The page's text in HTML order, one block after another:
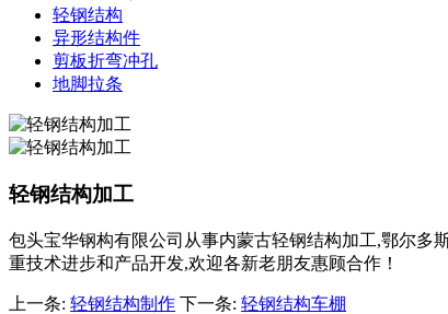
轻钢结构
异形结构件
剪板折弯冲孔
地脚拉条
轻钢结构加工
包头宝华钢构有限公司从事内蒙古轻钢结构加工,鄂尔多
重技术进步和产品开发,欢迎各新老朋友惠顾合作！
上一条: 轻钢结构制作 下一条: 轻钢结构车棚